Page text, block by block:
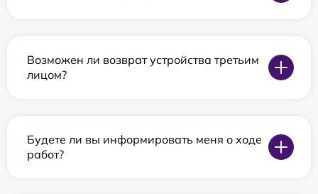
Возможен ли возврат устройства третьим
лицом?
Будете ли вы информировать меня о ходе
работ?